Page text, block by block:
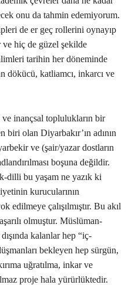
onu da tahmin edemiyorum.
de er geç rollerini oynayıp
hiç de güzel şekilde
tarihin her döneminde
katliamcı, inkarcı ve
inançsal toplulukların bir
biri olan Diyarbakır’ın adının
ve (şair/yazar dostların
boşuna değildir.
dilli bu yaşam ne yazık ki
kurucularının
edilmeye çalışılmıştır. Bu akıl
olmuştur. Müslüman-
kalanlar hep “iç-
bekleyen hep sürgün,
uğratılma, inkar ve
proje hala yürürlüktedir.